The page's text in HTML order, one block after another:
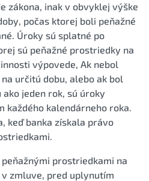
zákona, inak v obvyklej výške
počas ktorej boli peňažné
Úroky sú splatné po
sú peňažné prostriedky na
výpovede, Ak nebol
určitú dobu, alebo ak bol
jeden rok, sú úroky
každého kalendárneho roka.
keď banka získala právo
prostriedkami na
zmluve, pred uplynutím